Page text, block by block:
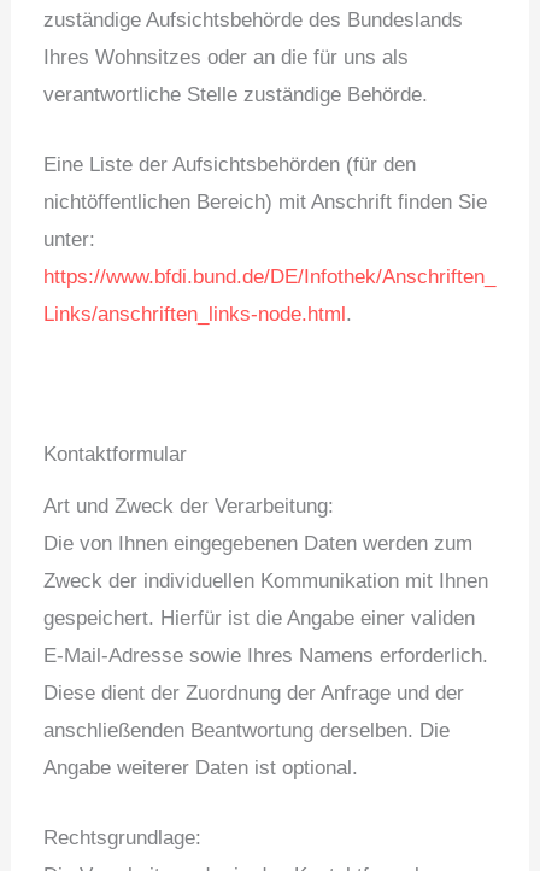
zuständige Aufsichtsbehörde des Bundeslands
Ihres Wohnsitzes oder an die für uns als
verantwortliche Stelle zuständige Behörde.
Eine Liste der Aufsichtsbehörden (für den
nichtöffentlichen Bereich) mit Anschrift finden Sie
unter:
https://www.bfdi.bund.de/DE/Infothek/Anschriften_
Links/anschriften_links-node.html.
Kontaktformular
Art und Zweck der Verarbeitung:
Die von Ihnen eingegebenen Daten werden zum
Zweck der individuellen Kommunikation mit Ihnen
gespeichert. Hierfür ist die Angabe einer validen
E-Mail-Adresse sowie Ihres Namens erforderlich.
Diese dient der Zuordnung der Anfrage und der
anschließenden Beantwortung derselben. Die
Angabe weiterer Daten ist optional.
Rechtsgrundlage: